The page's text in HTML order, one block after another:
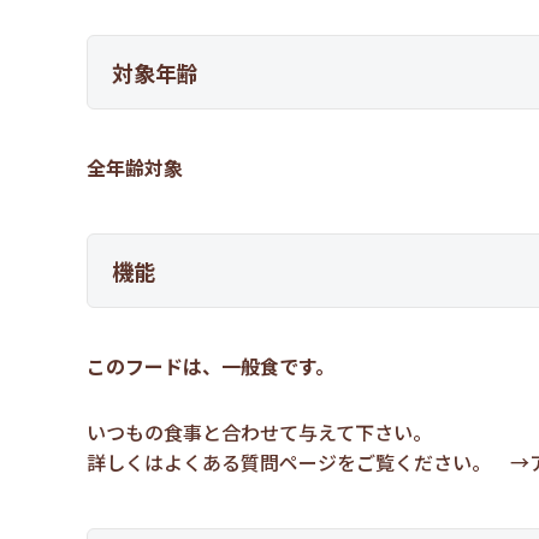
対象年齢
全年齢対象
機能
このフードは、一般食です。
いつもの食事と合わせて与えて下さい。
詳しくはよくある質問ページをご覧ください。 →